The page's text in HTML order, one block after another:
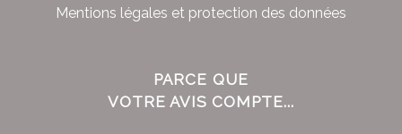
Mentions légales et protection des données
PARCE QUE
VOTRE AVIS COMPTE...